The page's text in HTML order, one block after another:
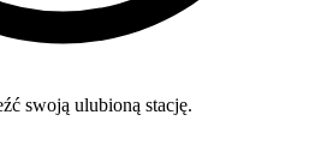
swoją ulubioną stację.